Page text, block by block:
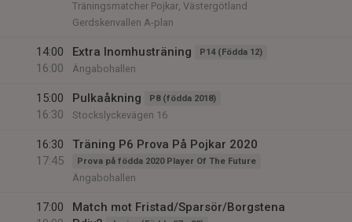
Träningsmatcher Pojkar, Västergötland
Gerdskenvallen A-plan
14:00
16:00
Extra Inomhusträning P14 (Födda 12)
Ängabohallen
15:00
16:30
Pulkaåkning P8 (födda 2018)
Stockslyckevägen 16
16:30
17:45
Träning P6 Prova På Pojkar 2020
Prova på födda 2020 Player Of The Future
Ängabohallen
17:00
Match mot Fristad/Sparsör/Borgstena